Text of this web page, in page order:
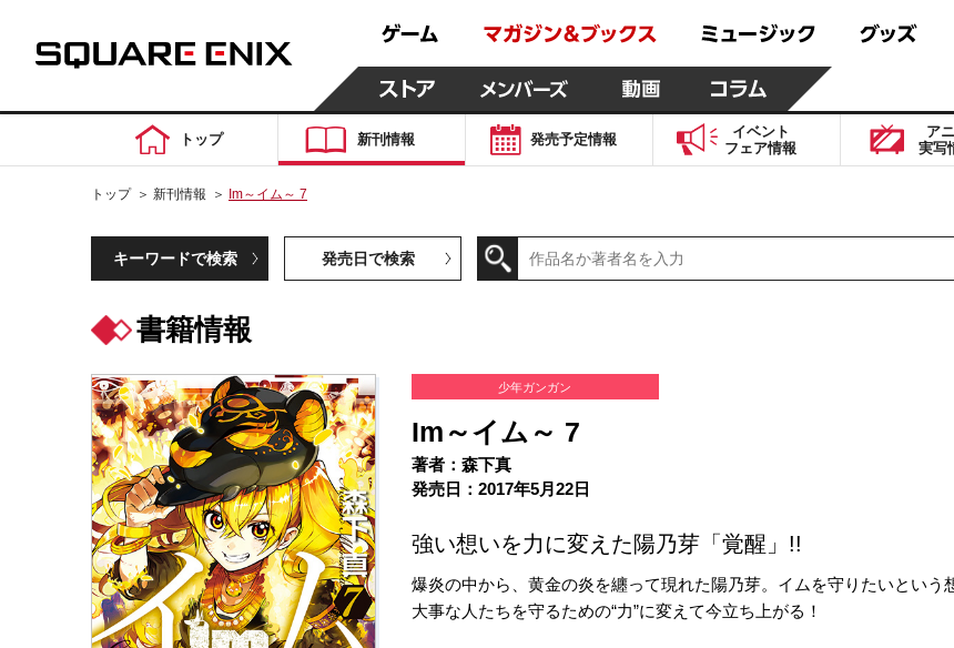
トップ 新刊情報 発売予定情報
イベント
フェア情報
ア
実写
トップ ＞ 新刊情報 ＞ Im～イム～ 7
キーワードで検索 発売日で検索
書籍情報
少年ガンガン
Im～イム～ 7
著者：森下真
発売日：2017年5月22日
強い想いを力に変えた陽乃芽「覚醒」!!
爆炎の中から、黄金の炎を纏って現れた陽乃芽。イムを守りたいとい
大事な人たちを守るための“力”に変えて今立ち上がる！